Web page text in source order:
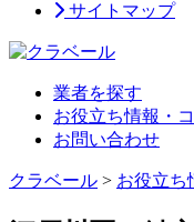
サイトマップ
業者を探す
お役立ち情報・
お問い合わせ
クラベール > お役立ち